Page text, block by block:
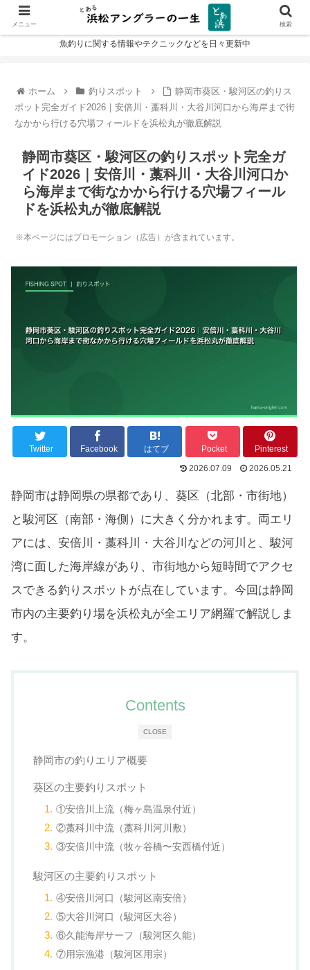
魚釣りに関する情報やテクニックなどを日々更新中
ホーム 釣りスポット
静岡市葵区・駿河区の釣りス
ポット完全ガイド2026｜安倍川・藁科川・大谷川河口から海岸まで街
なかから行ける穴場フィールドを浜松丸が徹底解説
静岡市葵区・駿河区の釣りスポット完全ガ
イド2026｜安倍川・藁科川・大谷川河口か
ら海岸まで街なかから行ける穴場フィール
ドを浜松丸が徹底解説
※本ページにはプロモーション（広告）が含まれています。
Twitter Facebook はてブ Pocket
Pinterest
2026.07.09
2026.05.21
静岡市は静岡県の県都であり、葵区（北部・市街地）
と駿河区（南部・海側）に大きく分かれます。両エリ
アには、安倍川・藁科川・大谷川などの河川と、駿河
湾に面した海岸線があり、市街地から短時間でアクセ
スできる釣りスポットが点在しています。今回は静岡
市内の主要釣り場を浜松丸が全エリア網羅で解説しま
す。
CLOSE
Contents
静岡市の釣りエリア概要
葵区の主要釣りスポット
①安倍川上流（梅ヶ島温泉付近）
②藁科川中流（藁科川河川敷）
③安倍川中流（牧ヶ谷橋〜安西橋付近）
駿河区の主要釣りスポット
④安倍川河口（駿河区南安倍）
⑤大谷川河口（駿河区大谷）
⑥久能海岸サーフ（駿河区久能）
⑦用宗漁港（駿河区用宗）
メニュー 検索